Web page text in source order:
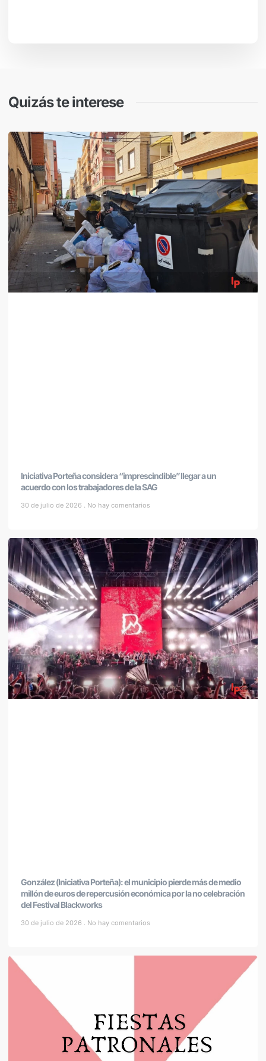
Quizás te interese
Iniciativa Porteña considera “imprescindible” llegar a un
acuerdo con los trabajadores de la SAG
30 de julio de 2026 No hay comentarios
González (Iniciativa Porteña): el municipio pierde más de medio
millón de euros de repercusión económica por la no celebración
del Festival Blackworks
30 de julio de 2026 No hay comentarios